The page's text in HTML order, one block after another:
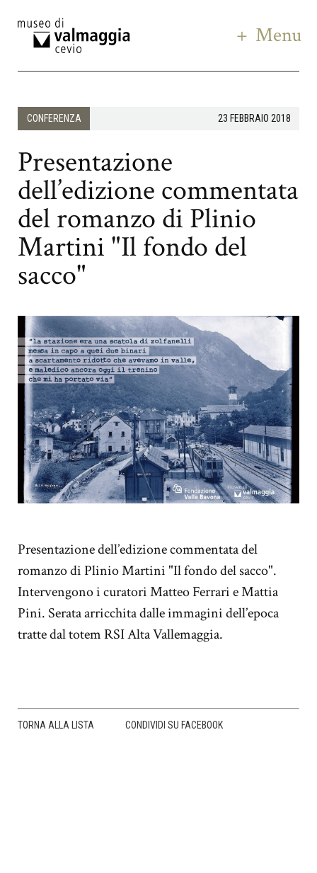
Menu
CONFERENZA 23 FEBBRAIO 2018
Presentazione
dell’edizione commentata
del romanzo di Plinio
Martini "Il fondo del
sacco"
Presentazione dell’edizione commentata del
romanzo di Plinio Martini "Il fondo del sacco".
Intervengono i curatori Matteo Ferrari e Mattia
Pini. Serata arricchita dalle immagini dell’epoca
tratte dal totem RSI Alta Vallemaggia.
TORNA ALLA LISTA CONDIVIDI SU FACEBOOK